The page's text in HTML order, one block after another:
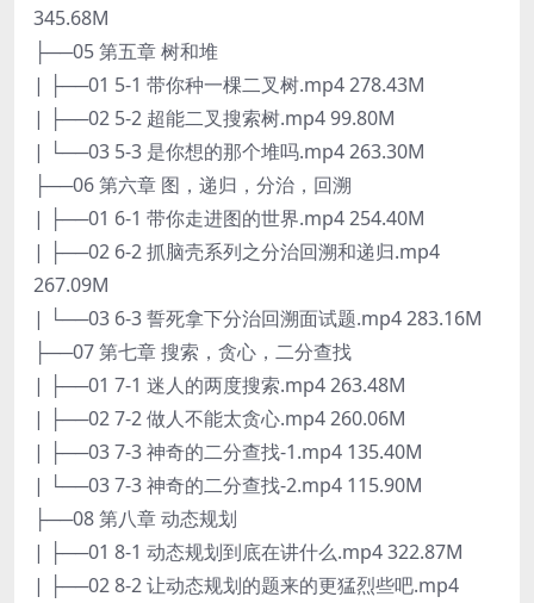
345.68M
├──05 第五章 树和堆
| ├──01 5-1 带你种一棵二叉树.mp4 278.43M
| ├──02 5-2 超能二叉搜索树.mp4 99.80M
| └──03 5-3 是你想的那个堆吗.mp4 263.30M
├──06 第六章 图，递归，分治，回溯
| ├──01 6-1 带你走进图的世界.mp4 254.40M
| ├──02 6-2 抓脑壳系列之分治回溯和递归.mp4
267.09M
| └──03 6-3 誓死拿下分治回溯面试题.mp4 283.16M
├──07 第七章 搜索，贪心，二分查找
| ├──01 7-1 迷人的两度搜索.mp4 263.48M
| ├──02 7-2 做人不能太贪心.mp4 260.06M
| ├──03 7-3 神奇的二分查找-1.mp4 135.40M
| └──03 7-3 神奇的二分查找-2.mp4 115.90M
├──08 第八章 动态规划
| ├──01 8-1 动态规划到底在讲什么.mp4 322.87M
| ├──02 8-2 让动态规划的题来的更猛烈些吧.mp4